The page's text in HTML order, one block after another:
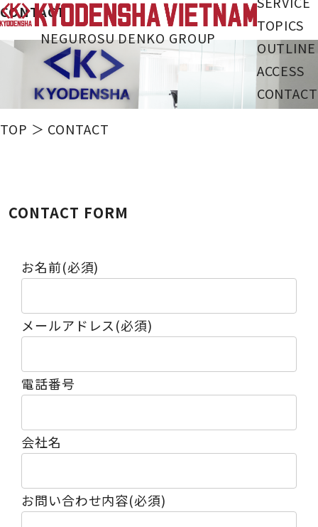
NEGUROSU DENKO GROUP
TOPICS
OUTLINE
ACCESS
CONTACT
CONTACT
TOP ＞ CONTACT
CONTACT FORM
お名前(必須)
メールアドレス(必須)
電話番号
会社名
お問い合わせ内容(必須)